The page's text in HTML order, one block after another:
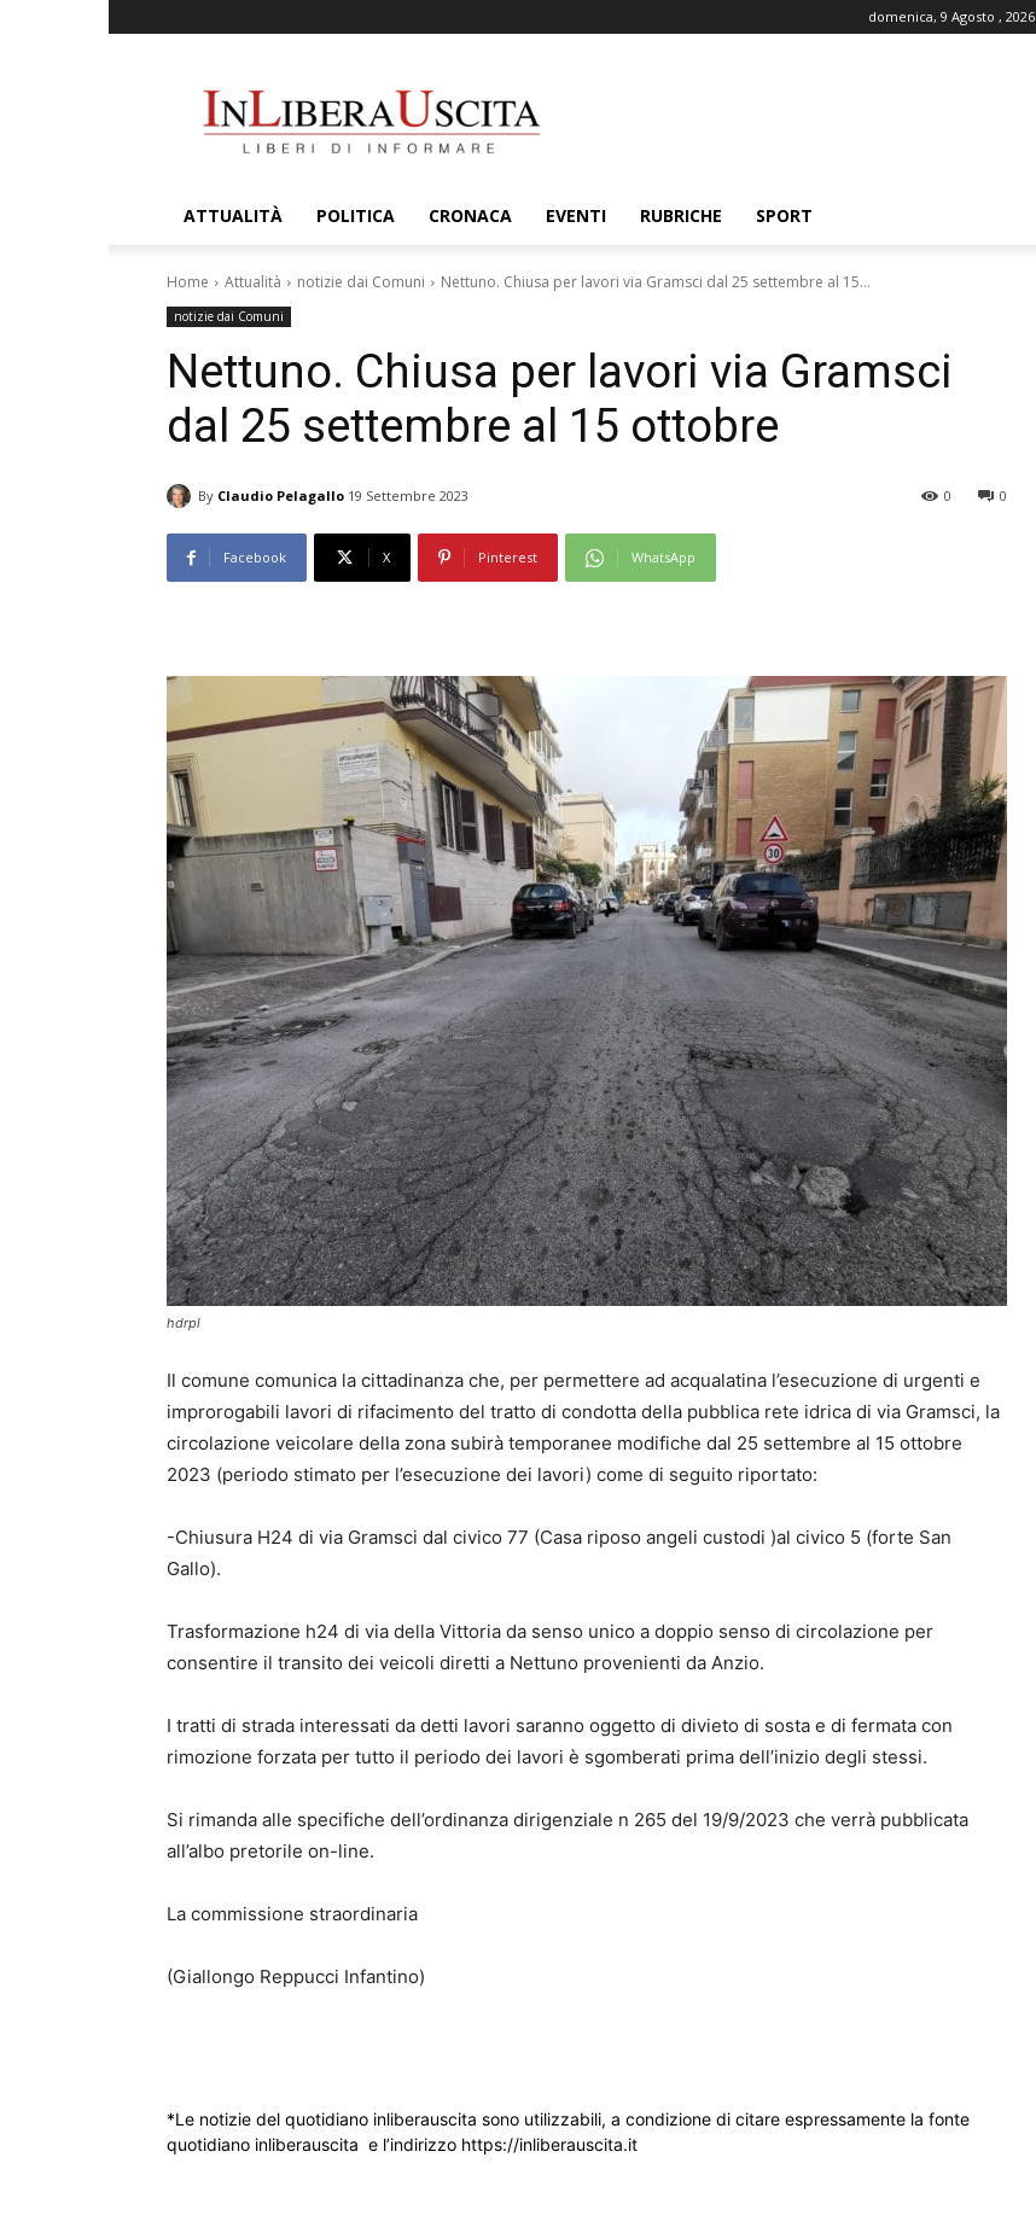
domenica, 9 Agosto , 2026
ATTUALITÀ POLITICA CRONACA EVENTI RUBRICHE SPORT
Home Attualità notizie dai Comuni Nettuno. Chiusa per lavori via Gramsci dal 25 settembre al 15...
notizie dai Comuni
Nettuno. Chiusa per lavori via Gramsci
dal 25 settembre al 15 ottobre
By Claudio Pelagallo 19 Settembre 2023 0
0
Facebook X Pinterest WhatsApp
hdrpl
Il comune comunica la cittadinanza che, per permettere ad acqualatina l’esecuzione di urgenti e
improrogabili lavori di rifacimento del tratto di condotta della pubblica rete idrica di via Gramsci, la
circolazione veicolare della zona subirà temporanee modifiche dal 25 settembre al 15 ottobre
2023 (periodo stimato per l’esecuzione dei lavori) come di seguito riportato:
-Chiusura H24 di via Gramsci dal civico 77 (Casa riposo angeli custodi )al civico 5 (forte San
Gallo).
Trasformazione h24 di via della Vittoria da senso unico a doppio senso di circolazione per
consentire il transito dei veicoli diretti a Nettuno provenienti da Anzio.
I tratti di strada interessati da detti lavori saranno oggetto di divieto di sosta e di fermata con
rimozione forzata per tutto il periodo dei lavori è sgomberati prima dell’inizio degli stessi.
Si rimanda alle specifiche dell’ordinanza dirigenziale n 265 del 19/9/2023 che verrà pubblicata
all’albo pretorile on-line.
La commissione straordinaria
(Giallongo Reppucci Infantino)
*Le notizie del quotidiano inliberauscita sono utilizzabili, a condizione di citare espressamente la fonte
quotidiano inliberauscita e l’indirizzo https://inliberauscita.it